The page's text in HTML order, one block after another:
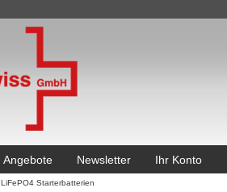
Angebote Newsletter Ihr Konto
LiFePO4 Starterbatterien